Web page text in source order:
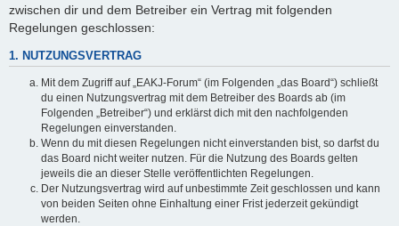
zwischen dir und dem Betreiber ein Vertrag mit folgenden
Regelungen geschlossen:
1. NUTZUNGSVERTRAG
Mit dem Zugriff auf „EAKJ-Forum“ (im Folgenden „das Board“) schließt
du einen Nutzungsvertrag mit dem Betreiber des Boards ab (im
Folgenden „Betreiber“) und erklärst dich mit den nachfolgenden
Regelungen einverstanden.
Wenn du mit diesen Regelungen nicht einverstanden bist, so darfst du
das Board nicht weiter nutzen. Für die Nutzung des Boards gelten
jeweils die an dieser Stelle veröffentlichten Regelungen.
Der Nutzungsvertrag wird auf unbestimmte Zeit geschlossen und kann
von beiden Seiten ohne Einhaltung einer Frist jederzeit gekündigt
werden.